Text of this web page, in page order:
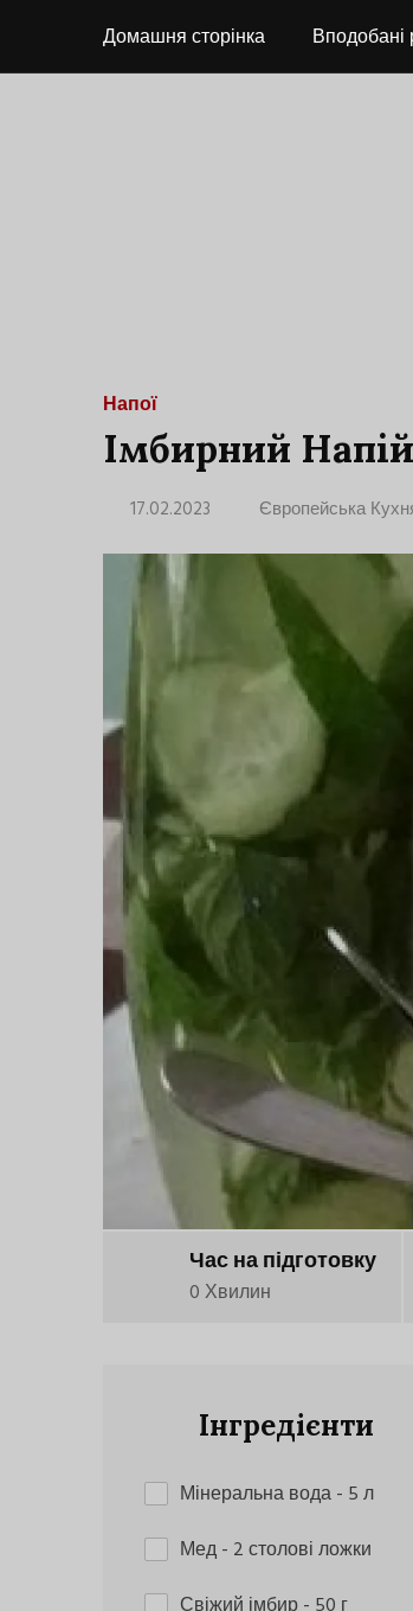
Домашня сторінка Вподобані
Напої
Імбирний
17.02.2023 Європейська
Час на підготовку
0 Хвилин
Інгредієнти
Мінеральна вода- 5 л
Мед- 2 столові ложки